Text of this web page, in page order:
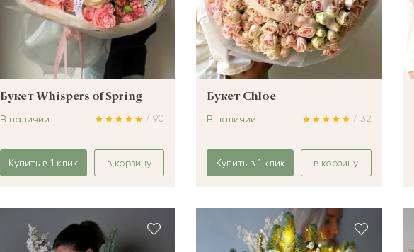
Букет Whispers of Spring
/ 90
В наличии
Купить в 1 клик в корзину
Букет Chloe
/ 32
В наличии
Купить в 1 клик в корзину